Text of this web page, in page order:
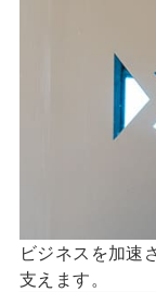
ビジネスを加速
支えます。